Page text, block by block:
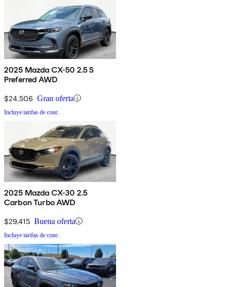
2025 Mazda CX-50 2.5 S
Preferred AWD
$24,506 Gran oferta
Incluye tarifas de conc.
2025 Mazda CX-30 2.5
Carbon Turbo AWD
$29,415 Buena oferta
Incluye tarifas de conc.